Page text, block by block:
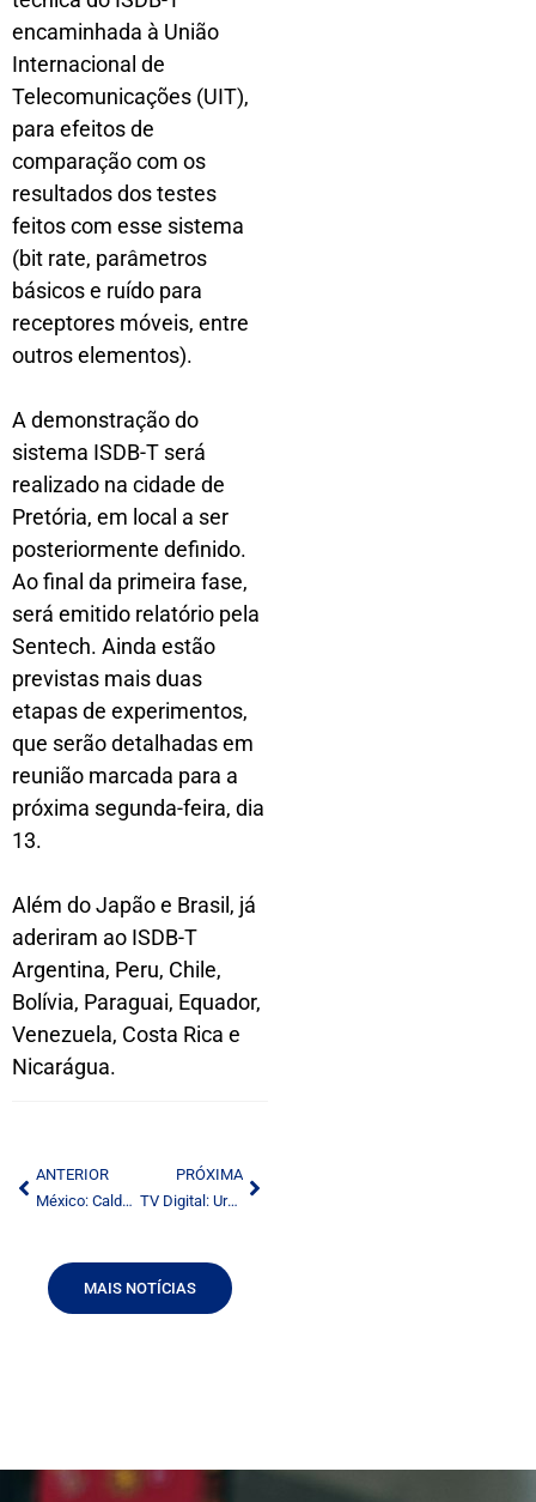
encaminhada à União
Internacional de
Telecomunicações (UIT),
para efeitos de
comparação com os
resultados dos testes
feitos com esse sistema
(bit rate, parâmetros
básicos e ruído para
receptores móveis, entre
outros elementos).
A demonstração do
sistema ISDB-T será
realizado na cidade de
Pretória, em local a ser
posteriormente definido.
Ao final da primeira fase,
será emitido relatório pela
Sentech. Ainda estão
previstas mais duas
etapas de experimentos,
que serão detalhadas em
reunião marcada para a
próxima segunda-feira, dia
13.
Além do Japão e Brasil, já
aderiram ao ISDB-T
Argentina, Peru, Chile,
Bolívia, Paraguai, Equador,
Venezuela, Costa Rica e
Nicarágua.
ANTERIOR
México: Calderón anuncia aceleração de transição para TV digital até 2015
PRÓXIMA
TV Digital: Uruguai quer um milhão de conversores para aderir ao SBTVD
MAIS NOTÍCIAS